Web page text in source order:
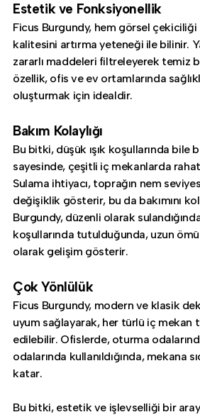
Estetik ve Fonksiyonellik
Ficus Burgundy, hem görsel çekiciliği
kalitesini artırma yeteneği ile bilinir.
zararlı maddeleri filtreleyerek temiz
özellik, ofis ve ev ortamlarında
oluşturmak için idealdir.
Bakım Kolaylığı
Bu bitki, düşük ışık koşullarında bile
sayesinde, çeşitli iç mekanlarda
Sulama ihtiyacı, toprağın nem
değişiklik gösterir, bu da bakımını
Burgundy, düzenli olarak
koşullarında tutulduğunda, uzun
olarak gelişim gösterir.
Çok Yönlülük
Ficus Burgundy, modern ve klasik
uyum sağlayarak, her türlü iç mekan
edilebilir. Ofislerde, oturma
odalarında kullanıldığında, mekana
katar.
Bu bitki, estetik ve işlevselliği bir